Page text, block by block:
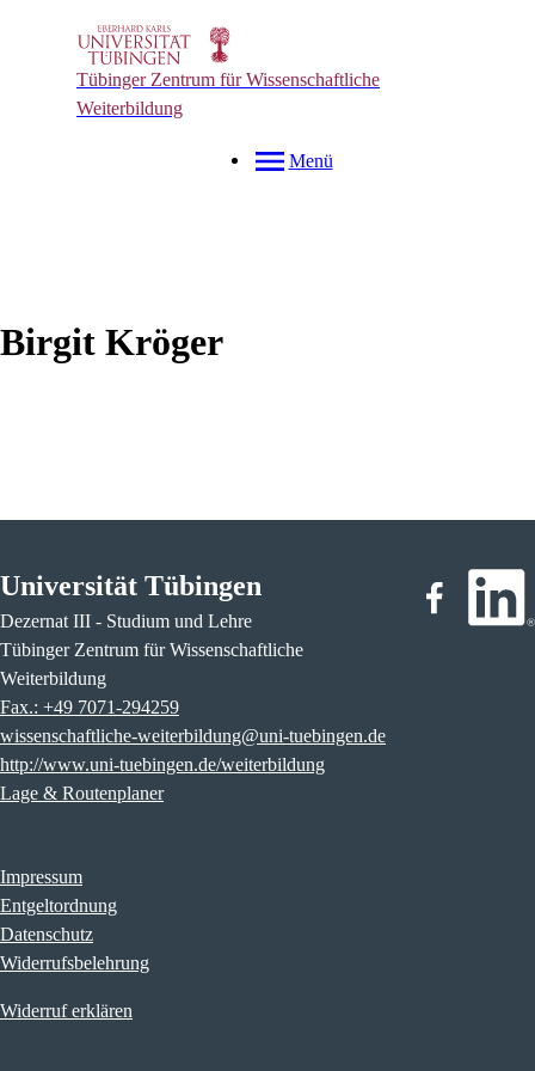
Tübinger Zentrum für Wissenschaftliche
Weiterbildung
Menü
Birgit Kröger
Universität Tübingen
Dezernat III - Studium und Lehre
Tübinger Zentrum für Wissenschaftliche
Weiterbildung
Fax.: +49 7071-294259
wissenschaftliche-weiterbildung@uni-tuebingen.de
http://www.uni-tuebingen.de/weiterbildung
Lage & Routenplaner
Impressum
Entgeltordnung
Datenschutz
Widerrufsbelehrung
Widerruf erklären